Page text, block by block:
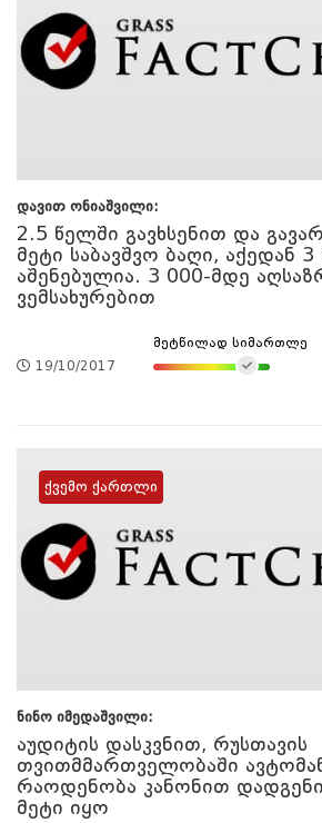
დავით ონიაშვილი:
2.5 წელში გავხსენით და
მეტი საბავშვო ბაღი, აქედან 3
აშენებულია. 3 000-მდე
ვემსახურებით
19/10/2017
მეტწილად სიმართლე
ნინო იმედაშვილი:
აუდიტის დასკვნით, რუსთავის
თვითმმართველობაში
რაოდენობა კანონით
მეტი იყო
ქვემო ქართლი